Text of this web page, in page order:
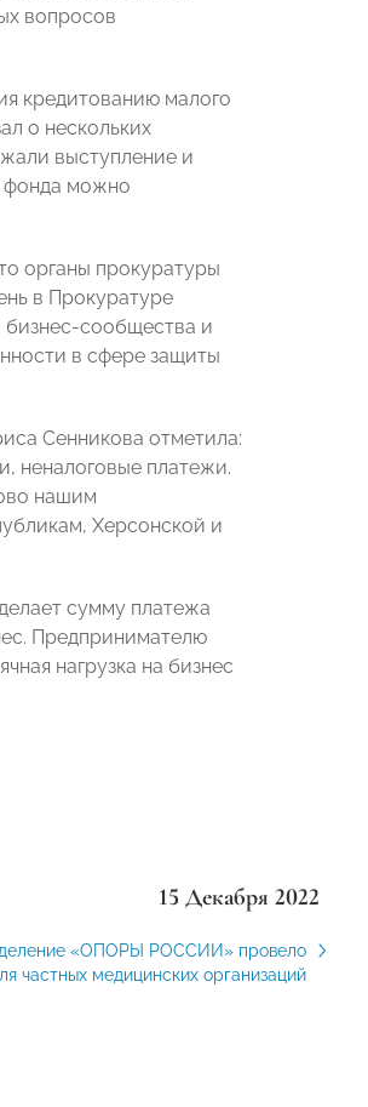
вопросов
кредитованию малого
о нескольких
выступление и
фонда можно
органы прокуратуры
в Прокуратуре
бизнес-сообщества и
в сфере защиты
Сенникова отметила:
неналоговые платежи.
нашим
Херсонской и
сумму платежа
Предпринимателю
нагрузка на бизнес
15 Декабря 2022
«ОПОРЫ РОССИИ» провело
частных медицинских организаций